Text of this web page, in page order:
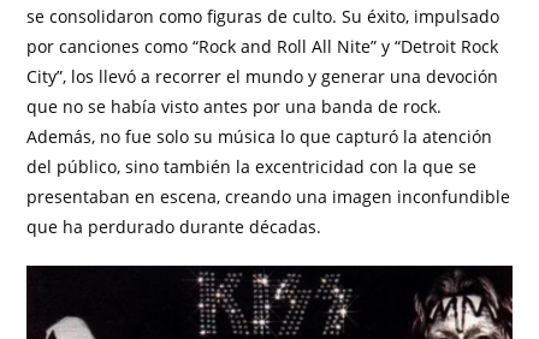
se consolidaron como figuras de culto. Su éxito, impulsado
por canciones como “Rock and Roll All Nite” y “Detroit Rock
City”, los llevó a recorrer el mundo y generar una devoción
que no se había visto antes por una banda de rock.
Además, no fue solo su música lo que capturó la atención
del público, sino también la excentricidad con la que se
presentaban en escena, creando una imagen inconfundible
que ha perdurado durante décadas.